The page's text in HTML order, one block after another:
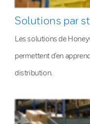
Solutions par
Les solutions de
permettent d’en
distribution.